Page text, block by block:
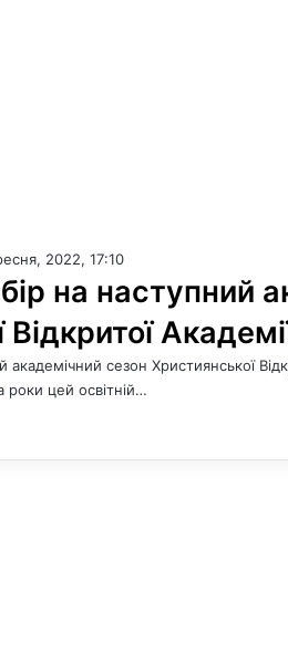
2022, 17:10
на наступний
академічний сезон Християнської
цей освітній…